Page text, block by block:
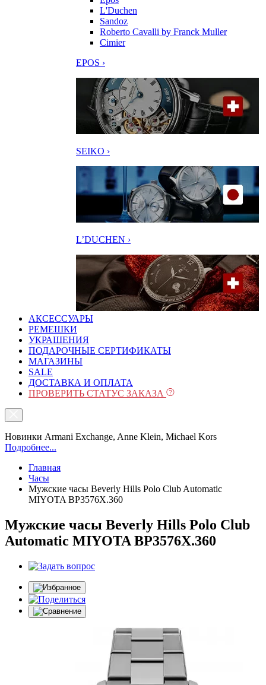
L'Duchen
Sandoz
Roberto Cavalli by Franck Muller
Cimier
EPOS ›
SEIKO ›
L’DUCHEN ›
АКСЕССУАРЫ
РЕМЕШКИ
УКРАШЕНИЯ
ПОДАРОЧНЫЕ СЕРТИФИКАТЫ
МАГАЗИНЫ
SALE
ДОСТАВКА И ОПЛАТА
ПРОВЕРИТЬ СТАТУС ЗАКАЗА
Новинки Armani Exchange, Anne Klein, Michael Kors
Подробнее...
Главная
Часы
Мужские часы Beverly Hills Polo Club Automatic
MIYOTA BP3576X.360
Мужские часы Beverly Hills Polo Club
Automatic MIYOTA BP3576X.360